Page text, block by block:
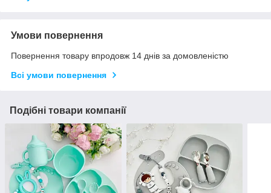
Умови повернення
Повернення товару впродовж 14 днів за домовленістю
Всі умови повернення
Подібні товари компанії